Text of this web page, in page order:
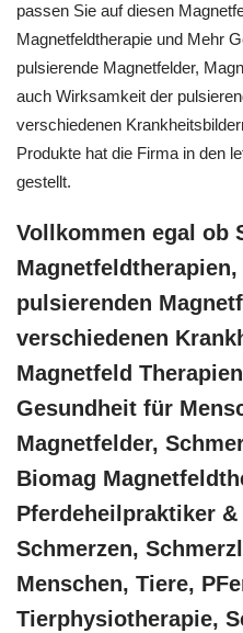
passen Sie auf diesen
Magnetfeldtherapie und Mehr
pulsierende Magnetfelder,
auch Wirksamkeit der
verschiedenen
Produkte hat die Firma in den
gestellt.
Vollkommen egal ob
pulsierenden
verschiedenen
Magnetfeld
Gesundheit für
Magnetfelder,
Biomag
Pferdeheilpraktiker
Schmerzen,
Menschen, Tiere,
Tierphysiotherapie,